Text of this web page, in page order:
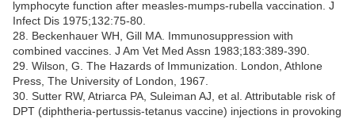
lymphocyte function after measles-mumps-rubella vaccination. J
Infect Dis 1975;132:75-80.
28. Beckenhauer WH, Gill MA. Immunosuppression with
combined vaccines. J Am Vet Med Assn 1983;183:389-390.
29. Wilson, G. The Hazards of Immunization. London, Athlone
Press, The University of London, 1967.
30. Sutter RW, Atriarca PA, Suleiman AJ, et al. Attributable risk of
DPT (diphtheria-pertussis-tetanus vaccine) injections in provoking